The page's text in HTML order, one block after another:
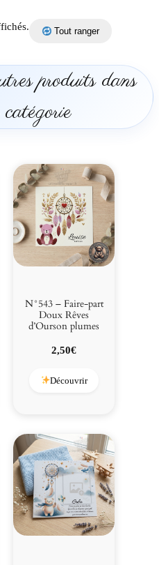
Tout ranger
produits dans
N°543 – Faire-part
Doux Rêves
d’Ourson plumes
2,50€
Découvrir